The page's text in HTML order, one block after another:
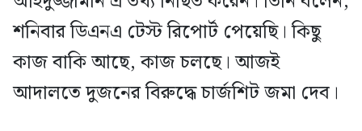
শনিবার ডিএনএ টেস্ট রিপোর্ট পেয়েছি। কিছু
কাজ বাকি আছে, কাজ চলছে। আজই
আদালতে দুজনের বিরুদ্ধে চার্জশিট জমা দেব।